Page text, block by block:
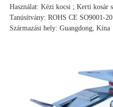
Használat: Kézi kocsi ; Kerti kosár
Tanúsítvány: ROHS CE SO9001-
Származási hely: Guangdong, Kína